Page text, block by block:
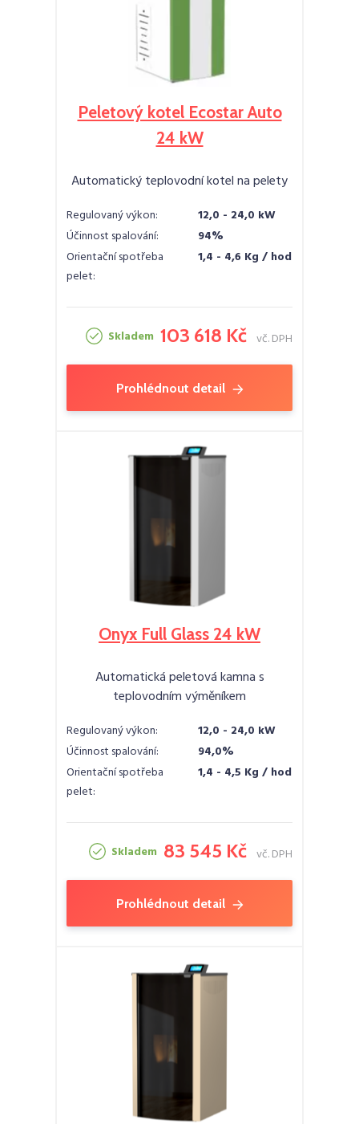
Peletový kotel Ecostar Auto
24 kW
Automatický teplovodní kotel na pelety
Regulovaný výkon:
12,0 - 24,0 kW
Účinnost spalování:
94%
Orientační spotřeba
pelet:
1,4 - 4,6 Kg / hod
Skladem 103 618 Kč vč. DPH
Prohlédnout detail
Onyx Full Glass 24 kW
Automatická peletová kamna s
teplovodním výměníkem
Regulovaný výkon:
12,0 - 24,0 kW
Účinnost spalování:
94,0%
Orientační spotřeba
pelet:
1,4 - 4,5 Kg / hod
Skladem 83 545 Kč vč. DPH
Prohlédnout detail